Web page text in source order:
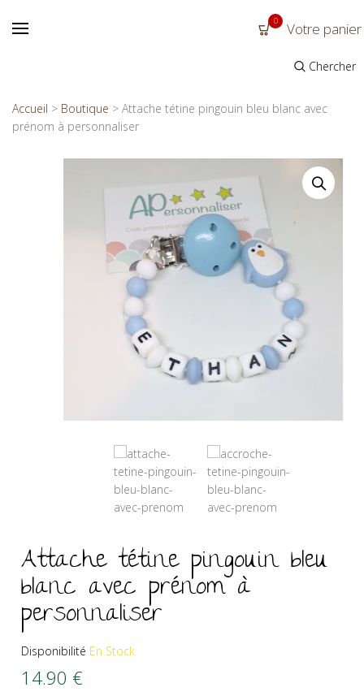
0 Votre panier
Chercher
Accueil > Boutique > Attache tétine pingouin bleu blanc avec
prénom à personnaliser
Attache tétine pingouin bleu
blanc avec prénom à
personnaliser
Disponibilité En Stock
14.90 €